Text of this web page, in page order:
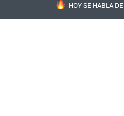
HOY SE HABLA DE